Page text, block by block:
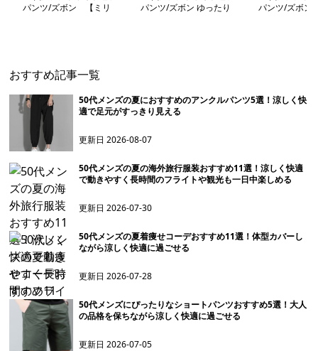
パンツ/ズボン 【ミリ
パンツ/ズボン ゆったり
パンツ/ズボ
おすすめ記事一覧
50代メンズの夏におすすめのアンクルパンツ5選！涼しく快
適で足元がすっきり見える
更新日2026-08-07
50代メンズの夏の海外旅行服装おすすめ11選！涼しく快適
で動きやすく長時間のフライトや観光も一日中楽しめる
更新日2026-07-30
50代メンズの夏着痩せコーデおすすめ11選！体型カバーし
ながら涼しく快適に過ごせる
更新日2026-07-28
50代メンズにぴったりなショートパンツおすすめ5選！大人
の品格を保ちながら涼しく快適に過ごせる
更新日2026-07-05